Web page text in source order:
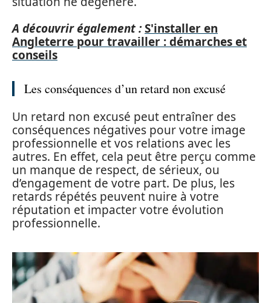
A découvrir également :S'installer en
Angleterre pour travailler : démarches et
conseils
Les conséquences d’un retard non excusé
Un retard non excusé peut entraîner des
conséquences négatives pour votre image
professionnelle et vos relations avec les
autres. En effet, cela peut être perçu comme
un manque de respect, de sérieux, ou
d’engagement de votre part. De plus, les
retards répétés peuvent nuire à votre
réputation et impacter votre évolution
professionnelle.